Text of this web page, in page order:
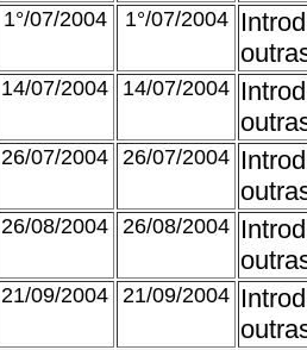
1°/07/2004 1°/07/2004
14/07/2004 14/07/2004
26/07/2004 26/07/2004
26/08/2004 26/08/2004
21/09/2004 21/09/2004